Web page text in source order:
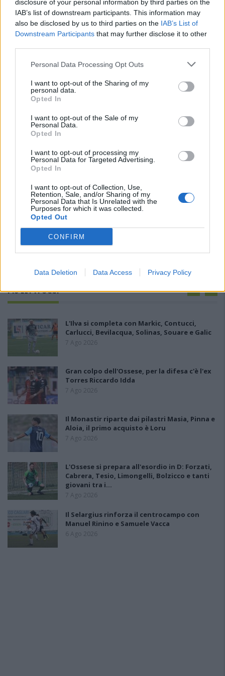
disclosure of your personal information by third parties on the
IAB’s list of downstream participants. This information may
also be disclosed by us to third parties on the IAB’s List of
Downstream Participants that may further disclose it to other
Personal Data Processing Opt Outs
I want to opt-out of the Sharing of my
personal data.
Opted In
I want to opt-out of the Sale of my
Personal Data.
Opted In
I want to opt-out of processing my
Personal Data for Targeted Advertising.
Opted In
I want to opt-out of Collection, Use,
Retention, Sale, and/or Sharing of my
Personal Data that Is Unrelated with the
Purposes for which it was collected.
Opted Out
CONFIRM
Data Deletion Data Access Privacy Policy
PIÙ LETTI OGGI
L'Ilva si completa con Markic, Contucci,
Carlucci, Bevilacqua, Solinas, Souare e Galic
7 Ago 2026
Gran colpo dell'Ossese, per la difesa c'è l'ex
Torres Riccardo Idda
7 Ago 2026
Il Monastir riparte dai pilastri Masia, Pinna e
Aloia, il primo acquisto è Loru
7 Ago 2026
L'Ossese si prepara all'esordio in D: Forzati,
Cabrera, Tesio, Limongelli, Bolzicco e tanti
giovani tra i…
7 Ago 2026
Il Selargius rinforza il centrocampo con
Manuel Rinino e Samuele Vacca
6 Ago 2026